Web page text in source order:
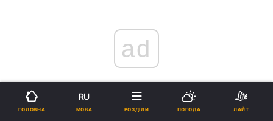
ad
ГОЛОВНА
RU
МОВА РОЗДІЛИ ПОГОДА ЛАЙТ